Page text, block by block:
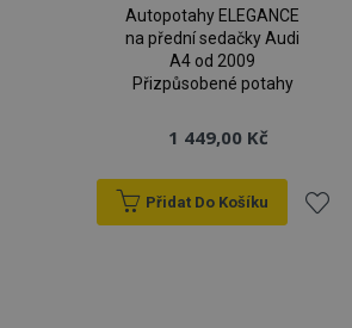
Autopotahy ELEGANCE
na přední sedačky Audi
A4 od 2009
Přizpůsobené potahy
1 449,00 Kč
Přidat Do Košíku
Soubory cílení Funkční soubory
stránek, jako je přihlášení uživatele a
správně používat.